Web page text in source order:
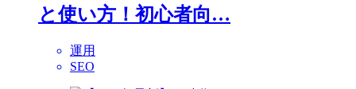
と使い方！初心者向…
運用
SEO